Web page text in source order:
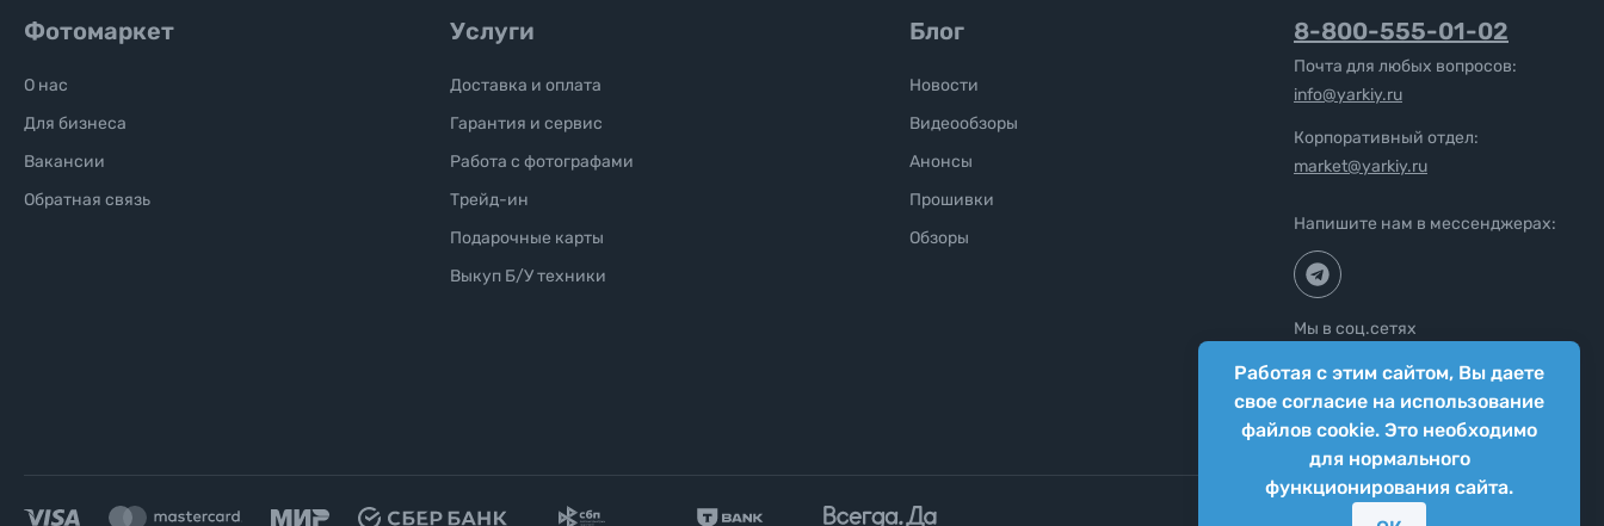
Работая с этим сайтом, Вы даете
свое согласие на использование
файлов cookie. Это необходимо
для нормального
функционирования сайта.
Фотомаркет
О нас
Для бизнеса
Вакансии
Обратная связь
Услуги
Доставка и оплата
Гарантия и сервис
Работа с фотографами
Трейд-ин
Подарочные карты
Выкуп Б/У техники
Блог
Новости
Видеообзоры
Анонсы
Прошивки
Обзоры
8-800-555-01-02
Почта для любых вопросов:
info@yarkiy.ru
Корпоративный отдел:
market@yarkiy.ru
Напишите нам в мессенджерах:
Мы в соц.сетях